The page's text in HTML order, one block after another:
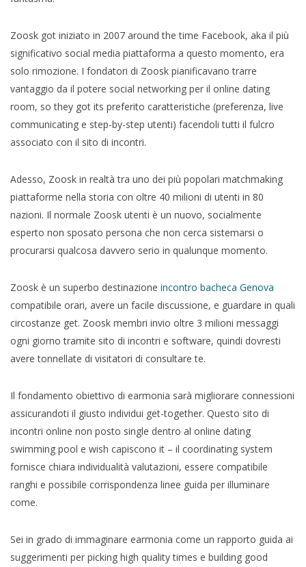
Zoosk got iniziato in 2007 around the time Facebook, aka il più
significativo social media piattaforma a questo momento, era
solo rimozione. I fondatori di Zoosk pianificavano trarre
vantaggio da il potere social networking per il online dating
room, so they got its preferito caratteristiche (preferenza, live
communicating e step-by-step utenti) facendoli tutti il fulcro
associato con il sito di incontri.
Adesso, Zoosk in realtà tra uno dei più popolari matchmaking
piattaforme nella storia con oltre 40 milioni di utenti in 80
nazioni. Il normale Zoosk utenti è un nuovo, socialmente
esperto non sposato persona che non cerca sistemarsi o
procurarsi qualcosa davvero serio in qualunque momento.
Zoosk è un superbo destinazione incontro bacheca Genova
compatibile orari, avere un facile discussione, e guardare in quali
circostanze get. Zoosk membri invio oltre 3 milioni messaggi
ogni giorno tramite sito di incontri e software, quindi dovresti
avere tonnellate di visitatori di consultare te.
Il fondamento obiettivo di earmonia sarà migliorare connessioni
assicurandoti il giusto individui get-together. Questo sito di
incontri online non posto single dentro al online dating
swimming pool e wish capiscono it – il coordinating system
fornisce chiara individualità valutazioni, essere compatibile
ranghi e possibile corrispondenza linee guida per illuminare
come.
Sei in grado di immaginare earmonia come un rapporto guida ai
suggerimenti per picking high quality times e building good